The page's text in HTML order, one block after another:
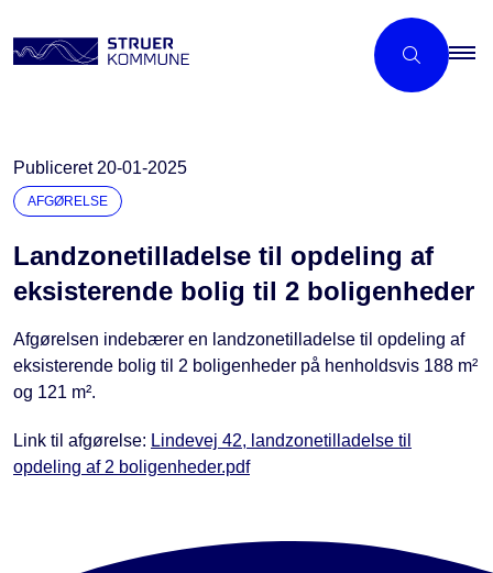
Publiceret 20-01-2025
AFGØRELSE
Landzonetilladelse til opdeling af
eksisterende bolig til 2 boligenheder
Afgørelsen indebærer en landzonetilladelse til opdeling af
eksisterende bolig til 2 boligenheder på henholdsvis 188 m²
og 121 m².
Link til afgørelse: Lindevej 42, landzonetilladelse til
opdeling af 2 boligenheder.pdf